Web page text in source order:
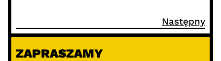
Następny
ZAPRASZAMY